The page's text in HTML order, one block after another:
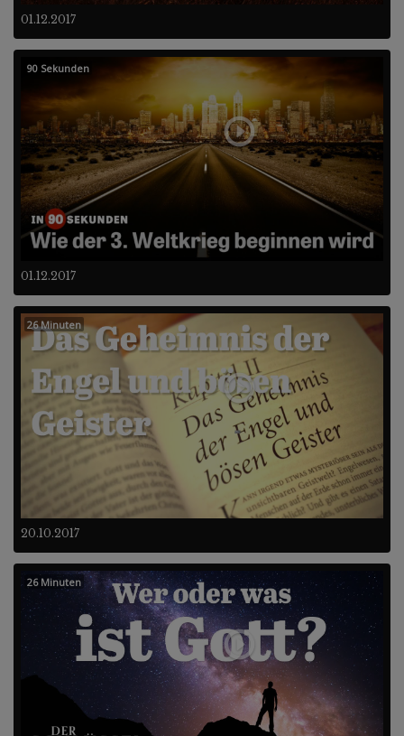
01.12.2017
01.12.2017
90 Sekunden
20.10.2017
26 Minuten
26 Minuten